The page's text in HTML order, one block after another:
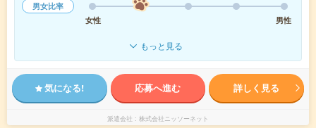
男女比率
女性
男性
もっと見る
気になる! 応募へ進む 詳しく見る
派遣会社 株式会社ニッソーネット